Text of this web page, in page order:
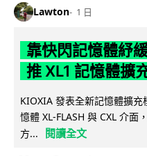
Lawton 1 日
靠快閃記憶體紓
推 XL1 記憶體擴
KIOXIA 發表全新記憶體擴
憶體 XL-FLASH 與 CXL 介面
方...
閱讀全文